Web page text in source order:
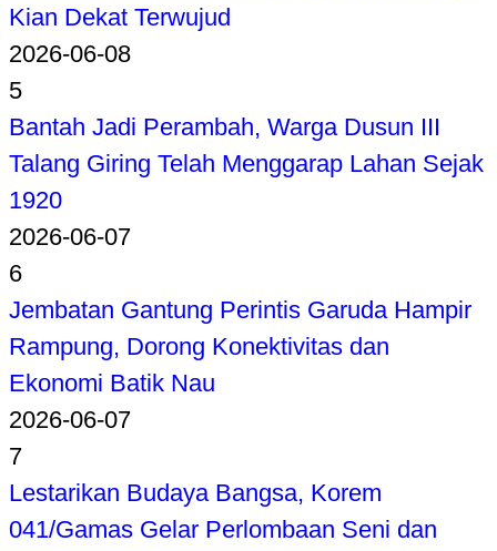
Kian Dekat Terwujud
2026-06-08
5
Bantah Jadi Perambah, Warga Dusun III
Talang Giring Telah Menggarap Lahan Sejak
1920
2026-06-07
6
Jembatan Gantung Perintis Garuda Hampir
Rampung, Dorong Konektivitas dan
Ekonomi Batik Nau
2026-06-07
7
Lestarikan Budaya Bangsa, Korem
041/Gamas Gelar Perlombaan Seni dan